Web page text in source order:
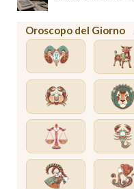
Oroscopo del Giorno